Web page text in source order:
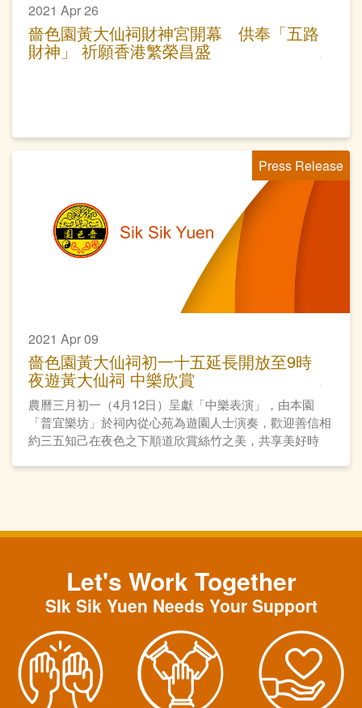
2021 Apr 26
嗇色園黃大仙祠財神宮開幕 供奉「五路
財神」 祈願香港繁榮昌盛
Press Release
2021 Apr 09
嗇色園黃大仙祠初一十五延長開放至9時
夜遊黃大仙祠 中樂欣賞
農曆三月初一（4月12日）呈獻「中樂表演」，由本園
「普宜樂坊」於祠內從心苑為遊園人士演奏，歡迎善信相
約三五知己在夜色之下順道欣賞絲竹之美，共享美好時
Let's Work Together
SIk Sik Yuen Needs Your Support